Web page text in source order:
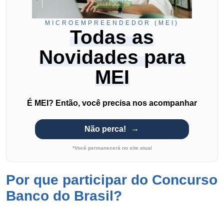
MICROEMPREENDEDOR (MEI)
Todas as
Novidades para
MEI
É MEI? Então, você precisa nos acompanhar
Não perca!
*Você permanecerá no site atual
Por que participar do Concurso
Banco do Brasil?